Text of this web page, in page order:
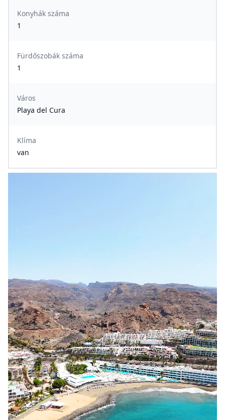
Konyhák száma
1
Fürdőszobák száma
1
Város
Playa del Cura
Klíma
van